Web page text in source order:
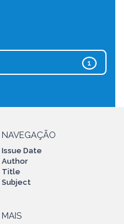
1
NAVEGAÇÃO
Issue Date
Author
Title
Subject
MAIS